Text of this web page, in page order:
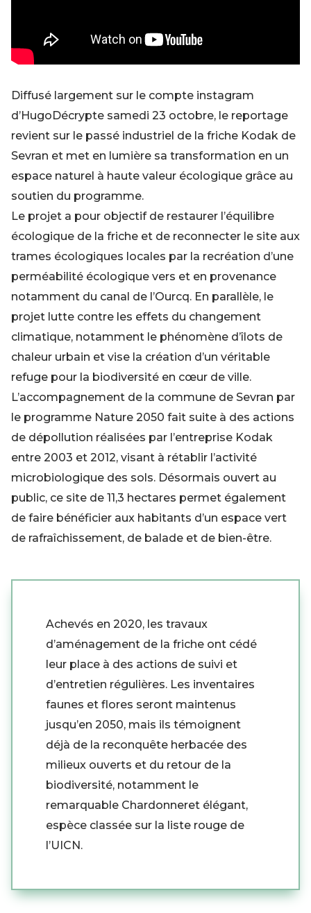
Diffusé largement sur le compte instagram
d’HugoDécrypte samedi 23 octobre, le reportage
revient sur le passé industriel de la friche Kodak de
Sevran et met en lumière sa transformation en un
espace naturel à haute valeur écologique grâce au
soutien du programme.
Le projet a pour objectif de restaurer l’équilibre
écologique de la friche et de reconnecter le site aux
trames écologiques locales par la recréation d’une
perméabilité écologique vers et en provenance
notamment du canal de l’Ourcq. En parallèle, le
projet lutte contre les effets du changement
climatique, notamment le phénomène d’îlots de
chaleur urbain et vise la création d’un véritable
refuge pour la biodiversité en cœur de ville.
L’accompagnement de la commune de Sevran par
le programme Nature 2050 fait suite à des actions
de dépollution réalisées par l’entreprise Kodak
entre 2003 et 2012, visant à rétablir l’activité
microbiologique des sols. Désormais ouvert au
public, ce site de 11,3 hectares permet également
de faire bénéficier aux habitants d’un espace vert
de rafraîchissement, de balade et de bien-être.
Achevés en 2020, les travaux
d’aménagement de la friche ont cédé
leur place à des actions de suivi et
d’entretien régulières. Les inventaires
faunes et flores seront maintenus
jusqu’en 2050, mais ils témoignent
déjà de la reconquête herbacée des
milieux ouverts et du retour de la
biodiversité, notamment le
remarquable Chardonneret élégant,
espèce classée sur la liste rouge de
l’UICN.